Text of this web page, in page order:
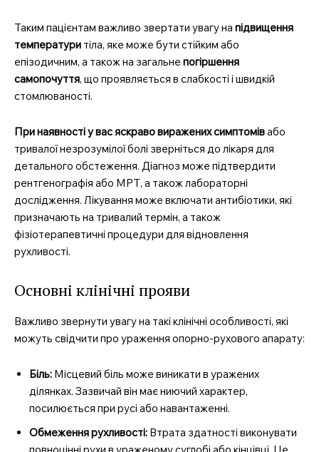
портал
Таким пацієнтам важливо звертати увагу на підвищення
температури тіла, яке може бути стійким або
епізодичним, а також на загальне погіршення
самопочуття, що проявляється в слабкості і швидкій
стомлюваності.
При наявності у вас яскраво виражених симптомівабо
тривалої незрозумілої болі зверніться до лікаря для
детального обстеження. Діагноз може підтвердити
рентгенографія або МРТ, а також лабораторні
дослідження. Лікування може включати антибіотики, які
призначають на тривалий термін, а також
фізіотерапевтичні процедури для відновлення
рухливості.
Основні клінічні прояви
Важливо звернути увагу на такі клінічні особливості, які
можуть свідчити про ураження опорно-рухового апарату:
Біль: Місцевий біль може виникати в уражених
ділянках. Зазвичай він має ниючий характер,
посилюється при русі або навантаженні.
Обмеження рухливості: Втрата здатності виконувати